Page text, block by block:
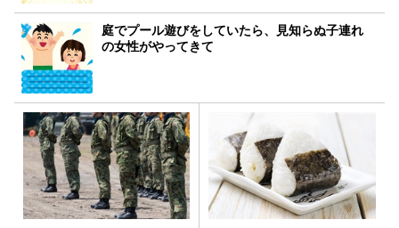
庭でプール遊びをしていたら、見知らぬ子連れ
の女性がやってきて